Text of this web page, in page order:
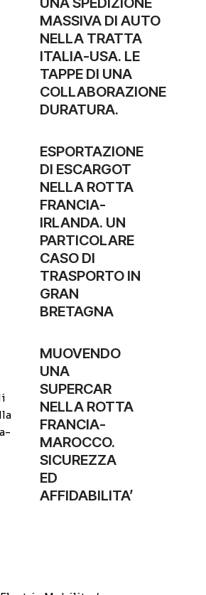
MASSIVA DI AUTO
NELLA TRATTA
ITALIA-USA. LE
TAPPE DI UNA
COLLABORAZIONE
DURATURA.
ESPORTAZIONE
DI ESCARGOT
NELLA ROTTA
FRANCIA-
IRLANDA. UN
PARTICOLARE
CASO DI
TRASPORTO IN
GRAN
BRETAGNA
MUOVENDO
UNA
SUPERCAR
NELLA ROTTA
FRANCIA-
MAROCCO.
SICUREZZA
ED
AFFIDABILITA’